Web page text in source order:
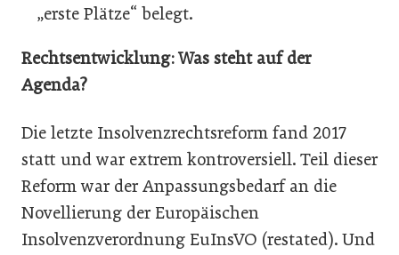
„erste Plätze“ belegt.
Rechtsentwicklung: Was steht auf der
Agenda?
Die letzte Insolvenzrechtsreform fand 2017
statt und war extrem kontroversiell. Teil dieser
Reform war der Anpassungsbedarf an die
Novellierung der Europäischen
Insolvenzverordnung EuInsVO (restated). Und